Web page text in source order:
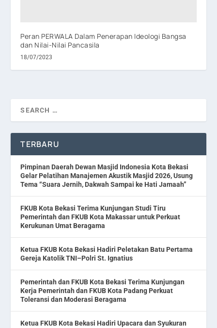
Peran PERWALA Dalam Penerapan Ideologi Bangsa
dan Nilai-Nilai Pancasila
18/07/2023
TERBARU
Pimpinan Daerah Dewan Masjid Indonesia Kota Bekasi
Gelar Pelatihan Manajemen Akustik Masjid 2026, Usung
Tema “Suara Jernih, Dakwah Sampai ke Hati Jamaah”
FKUB Kota Bekasi Terima Kunjungan Studi Tiru
Pemerintah dan FKUB Kota Makassar untuk Perkuat
Kerukunan Umat Beragama
Ketua FKUB Kota Bekasi Hadiri Peletakan Batu Pertama
Gereja Katolik TNI–Polri St. Ignatius
Pemerintah dan FKUB Kota Bekasi Terima Kunjungan
Kerja Pemerintah dan FKUB Kota Padang Perkuat
Toleransi dan Moderasi Beragama
Ketua FKUB Kota Bekasi Hadiri Upacara dan Syukuran